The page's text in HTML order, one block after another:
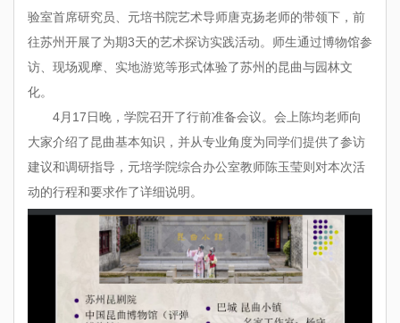
验室首席研究员、元培书院艺术导师唐克扬老师的带领下，前
往苏州开展了为期3天的艺术探访实践活动。师生通过博物馆参
访、现场观摩、实地游览等形式体验了苏州的昆曲与园林文
化。
4月17日晚，学院召开了行前准备会议。会上陈均老师向
大家介绍了昆曲基本知识，并从专业角度为同学们提供了参访
建议和调研指导，元培学院综合办公室教师陈玉莹则对本次活
动的行程和要求作了详细说明。